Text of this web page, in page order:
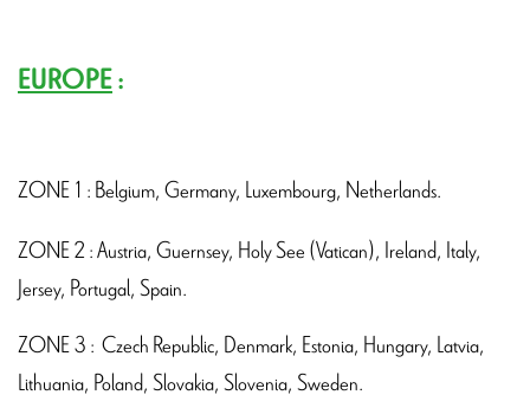
EUROPE:
ZONE 1 : Belgium, Germany, Luxembourg, Netherlands.
ZONE 2 : Austria, Guernsey, Holy See (Vatican), Ireland, Italy,
Jersey, Portugal, Spain.
ZONE 3 : Czech Republic, Denmark, Estonia, Hungary, Latvia,
Lithuania, Poland, Slovakia, Slovenia, Sweden.